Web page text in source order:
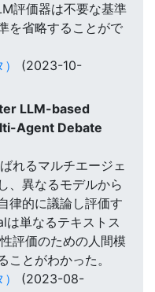
評価器は不要な基準
を省略することがで
(2023-10-
LLM-based
Agent Debate
れるマルチエージェ
、異なるモデルから
律的に議論し評価す
は単なるテキストス
評価のための人間模
とがわかった。
(2023-08-